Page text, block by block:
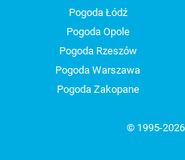
Pogoda Łódź
Pogoda Opole
Pogoda Rzeszów
Pogoda Warszawa
Pogoda Zakopane
© 1995-